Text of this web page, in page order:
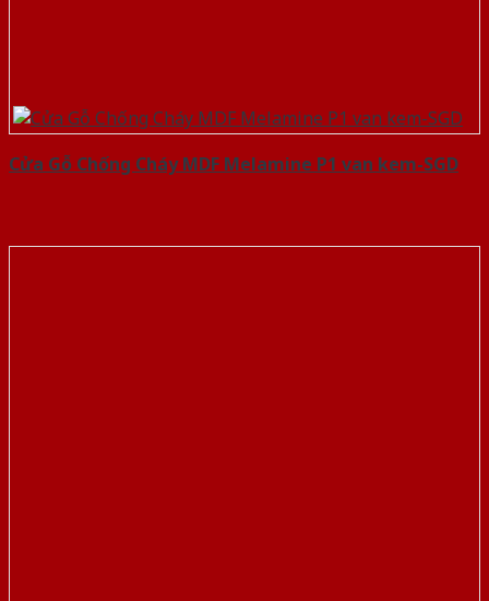
Cửa Gỗ Chống Cháy MDF Melamine P1 van kem-SGD